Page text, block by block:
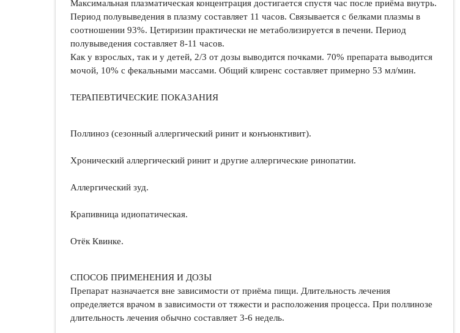
Максимальная плазматическая концентрация достигается спустя час после приёма внутрь.
Период полувыведения в плазму составляет 11 часов. Связывается с белками плазмы в
соотношении 93%. Цетиризин практически не метаболизируется в печени. Период
полувыведения составляет 8-11 часов.
Как у взрослых, так и у детей, 2/3 от дозы выводится почками. 70% препарата выводится
мочой, 10% с фекальными массами. Общий клиренс составляет примерно 53 мл/мин.
ТЕРАПЕВТИЧЕСКИЕ ПОКАЗАНИЯ
Поллиноз (сезонный аллергический ринит и конъюнктивит).
Хронический аллергический ринит и другие аллергические ринопатии.
Аллергический зуд.
Крапивница идиопатическая.
Отёк Квинке.
СПОСОБ ПРИМЕНЕНИЯ И ДОЗЫ
Препарат назначается вне зависимости от приёма пищи. Длительность лечения
определяется врачом в зависимости от тяжести и расположения процесса. При поллинозе
длительность лечения обычно составляет 3-6 недель.